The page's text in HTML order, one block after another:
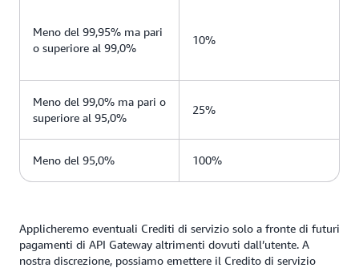
Meno del 99,95% ma pari
o superiore al 99,0%
10%
Meno del 99,0% ma pari o
superiore al 95,0%
25%
Meno del 95,0% 100%
Applicheremo eventuali Crediti di servizio solo a fronte di futuri
pagamenti di API Gateway altrimenti dovuti dall’utente. A
nostra discrezione, possiamo emettere il Credito di servizio